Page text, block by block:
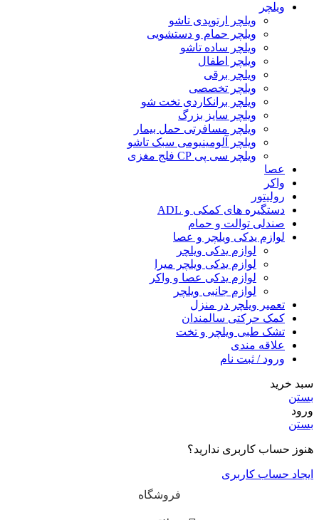
ویلچر
ویلچر ارتوپدی تاشو
ویلچر حمام و دستشویی
ویلچر ساده تاشو
ویلچر اطفال
ویلچر برقی
ویلچر تخصصی
ویلچر برانکاردی تخت شو
ویلچر سایز بزرگ
ویلچر مسافرتی حمل بیمار
ویلچر آلومینیومی سبک تاشو
ویلچر سی پی CP فلج مغزی
عصا
واکر
رولیتور
دستگیره های کمکی و ADL
صندلی توالت و حمام
لوازم یدکی ویلچر و عصا
لوازم یدکی ویلچر
لوازم یدکی ویلچر میرا
لوازم یدکی عصا و واکر
لوازم جانبی ویلچر
تعمیر ویلچر در منزل
کمک حرکتی سالمندان
تشک طبی ویلچر و تخت
علاقه مندی
ورود / ثبت نام
سبد خرید
بستن
ورود
بستن
هنوز حساب کاربری ندارید؟
ایجاد حساب کاربری
فروشگاه